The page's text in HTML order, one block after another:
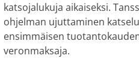
katsojalukuja aikaiseksi.
ohjelman ujuttaminen
ensimmäisen
veronmaksaja.